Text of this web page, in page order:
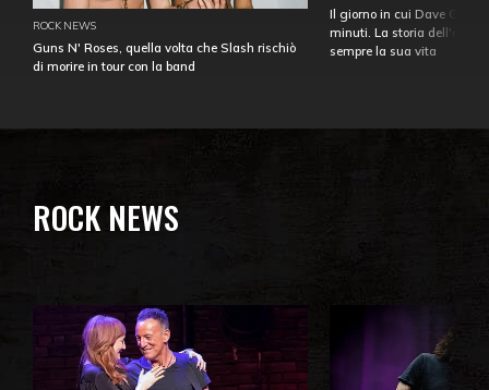
ROCK NEWS
Guns N' Roses, quella volta che Slash rischiò
di morire in tour con la band
Il giorno in cui Dave
minuti. La storia
sempre la sua vita
ROCK NEWS